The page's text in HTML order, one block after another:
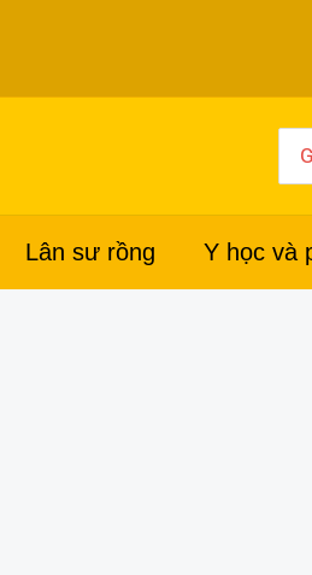
for:
Lân sư rồng Y học và